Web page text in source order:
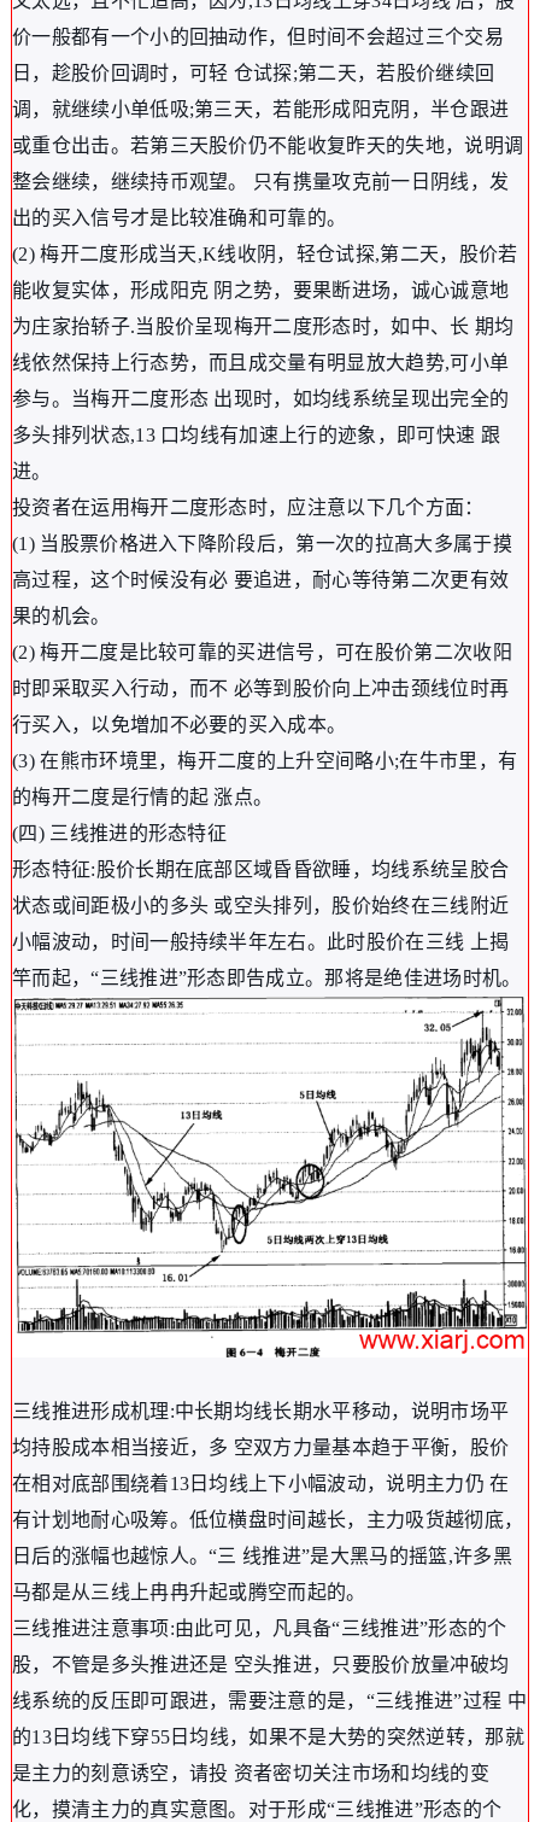
价一般都有一个小的回抽动作，但时间不会超过三个交易
日，趁股价回调时，可轻 仓试探;第二天，若股价继续回
调，就继续小单低吸;第三天，若能形成阳克阴，半仓跟进
或重仓出击。若第三天股价仍不能收复昨天的失地，说明调
整会继续，继续持币观望。 只有携量攻克前一日阴线，发
出的买入信号才是比较准确和可靠的。
(2) 梅开二度形成当天,K线收阴，轻仓试探,第二天，股价若
能收复实体，形成阳克 阴之势，要果断进场，诚心诚意地
为庄家抬轿子.当股价呈现梅开二度形态时，如中、长 期均
线依然保持上行态势，而且成交量有明显放大趋势,可小单
参与。当梅开二度形态 出现时，如均线系统呈现出完全的
多头排列状态,13 口均线有加速上行的迹象，即可快速 跟
进。
投资者在运用梅开二度形态时，应注意以下几个方面：
(1) 当股票价格进入下降阶段后，第一次的拉髙大多属于摸
高过程，这个时候没有必 要追进，耐心等待第二次更有效
果的机会。
(2) 梅开二度是比较可靠的买进信号，可在股价第二次收阳
时即采取买入行动，而不 必等到股价向上冲击颈线位时再
行买入，以免増加不必要的买入成本。
(3) 在熊市环境里，梅开二度的上升空间略小;在牛市里，有
的梅开二度是行情的起 涨点。
(四) 三线推进的形态特征
形态特征:股价长期在底部区域昏昏欲睡，均线系统呈胶合
状态或间距极小的多头 或空头排列，股价始终在三线附近
小幅波动，时间一般持续半年左右。此时股价在三线 上揭
竿而起，“三线推进”形态即告成立。那将是绝佳进场时机。
三线推进形成机理:中长期均线长期水平移动，说明市场平
均持股成本相当接近，多 空双方力量基本趋于平衡，股价
在相对底部围绕着13日均线上下小幅波动，说明主力仍 在
有计划地耐心吸筹。低位横盘时间越长，主力吸货越彻底，
日后的涨幅也越惊人。“三 线推进”是大黑马的摇篮,许多黑
马都是从三线上冉冉升起或腾空而起的。
三线推进注意事项:由此可见，凡具备“三线推进”形态的个
股，不管是多头推进还是 空头推进，只要股价放量冲破均
线系统的反压即可跟进，需要注意的是，“三线推进”过程 中
的13日均线下穿55日均线，如果不是大势的突然逆转，那就
是主力的刻意诱空，请投 资者密切关注市场和均线的变
化，摸清主力的真实意图。对于形成“三线推进”形态的个